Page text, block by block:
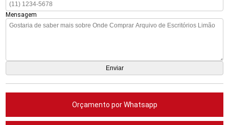
Mensagem
Orçamento por Whatsapp